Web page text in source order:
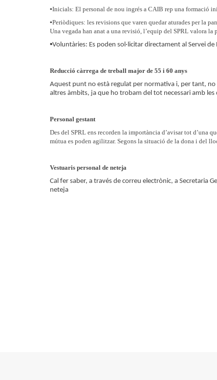
▪️Inicials: El personal de nou ingrés a CAIB rep una formació
▪️Periòdiques: les revisions que varen quedar aturades per la
Una vegada han anat a una revisió, l’equip del SPRL valora
▪️Voluntàries: Es poden sol·licitar directament al Servei de
Reducció càrrega de treball major de 55 i 60 anys
Aquest punt no està regulat per normativa i, per tant,
altres àmbits, ja que ho trobam del tot necessari amb
Personal gestant
Des del SPRL ens recorden la importància d’avisar tot d’una
mútua es poden agilitzar. Segons la situació de la dona i del
Vestuaris personal de neteja
Cal fer saber, a través de correu electrònic, a Secretaria
neteja